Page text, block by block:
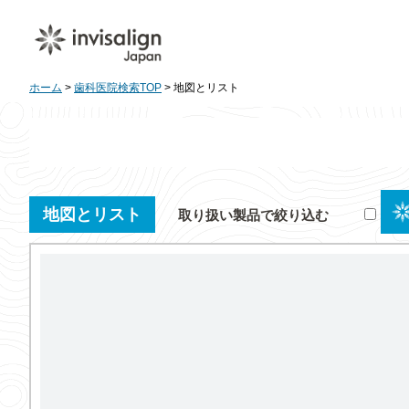
ホーム > 歯科医院検索TOP > 地図とリスト
地図とリスト 取り扱い製品で絞り込む